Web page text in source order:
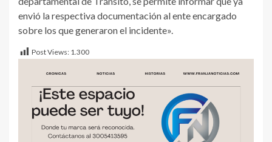
envió la respectiva documentación al ente encargado
sobre los que generaron el incidente».
Post Views: 1.300